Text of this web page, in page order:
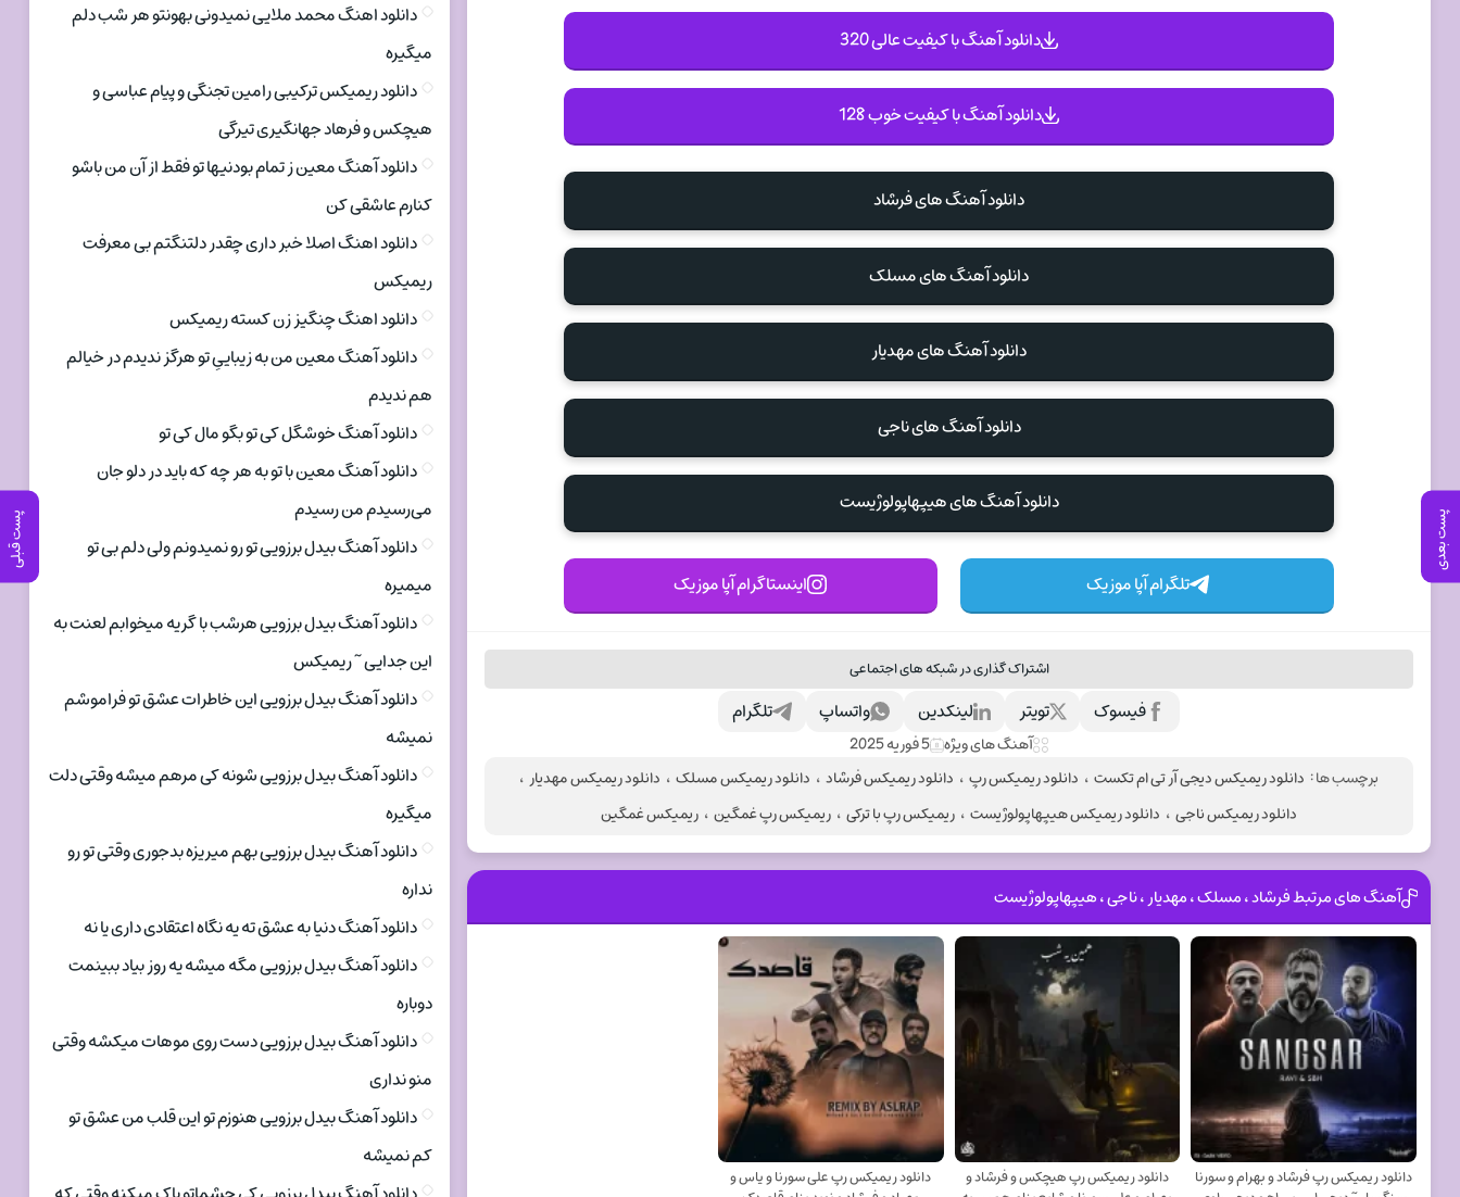
پست بعدی پست قبلی
دانلود آهنگ با کیفیت عالی 320
دانلود آهنگ با کیفیت خوب 128
دانلود آهنگ های فرشاد
دانلود آهنگ های مسلک
دانلود آهنگ های مهدیار
دانلود آهنگ های ناجی
دانلود آهنگ های هیپهاپولوژیست
تلگرام آپا موزیک اینستاگرام آپا موزیک
اشتراک گذاری در شبکه های اجتماعی
تلگرام واتساپ لینکدین تویتر فیسوک
آهنگ های ویژه 5 فوریه 2025
برچسب ها : دانلود ریمیکس دیجی آر تی ام تکست ، دانلود ریمیکس رپ ، دانلود ریمیکس فرشاد ، دانلود ریمیکس مسلک ، دانلود ریمیکس مهدیار ،
دانلود ریمیکس ناجی ، دانلود ریمیکس هیپهاپولوژیست ، ریمیکس رپ با ترکی ، ریمیکس رپ غمگین ، ریمیکس غمگین
آهنگ های مرتبط فرشاد ، مسلک ، مهدیار ، ناجی ، هیپهاپولوژیست
دانلود ریمیکس رپ فرشاد و بهرام و سورنا
دانلود ریمیکس رپ هیچکس و فرشاد و
دانلود ریمیکس رپ علی سورنا و یاس و
دانلود اهنگ محمد ملایی نمیدونی بهونتو هر شب دلم
میگیره
دانلود ریمیکس ترکیبی رامین تجنگی و پیام عباسی و
هیچکس و فرهاد جهانگیری تیرگی
دانلود آهنگ معین ز تمام بودنیها تو فقط از آن من باشو
کنارم عاشقی کن
دانلود اهنگ اصلا خبر داری چقدر دلتنگتم بی معرفت
ریمیکس
دانلود اهنگ چنگیز زن کسته ریمیکس
دانلود آهنگ معین من به زیباییِ تو هرگز ندیدم در خیالم
هم ندیدم
دانلود آهنگ خوشگل کی تو بگو مال کی تو
دانلود آهنگ معین با تو به هر چه که باید در دلو جان
می‌رسیدم من رسیدم
دانلود آهنگ بیدل برزویی تو رو نمیدونم ولی دلم بی تو
میمیره
دانلود آهنگ بیدل برزویی هرشب با گریه میخوابم لعنت به
این جدایی ~ ریمیکس
دانلود آهنگ بیدل برزویی این خاطرات عشق تو فراموشم
نمیشه
دانلود آهنگ بیدل برزویی شونه کی مرهم میشه وقتی دلت
میگیره
دانلود آهنگ بیدل برزویی بهم میریزه بدجوری وقتی تو رو
نداره
دانلود آهنگ دنیا به عشق ته یه نگاه اعتقادی داری یا نه
دانلود آهنگ بیدل برزویی مگه میشه یه روز بیاد ببینمت
دوباره
دانلود آهنگ بیدل برزویی دست روی موهات میکشه وقتی
منو نداری
دانلود آهنگ بیدل برزویی هنوزم تو این قلب من عشق تو
کم نمیشه